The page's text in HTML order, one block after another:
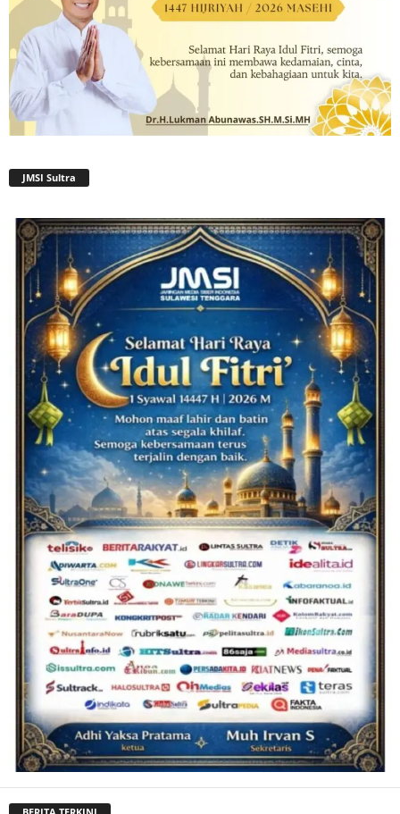
JMSI Sultra